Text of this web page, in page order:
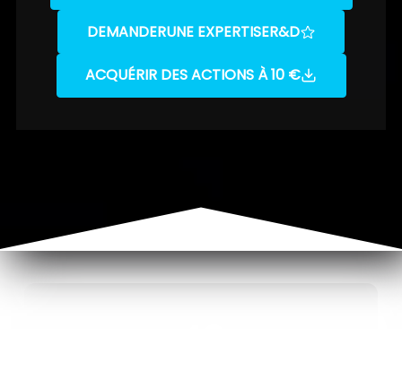
DEMANDERUNE EXPERTISER&D
ACQUÉRIR DES ACTIONS À 10 €